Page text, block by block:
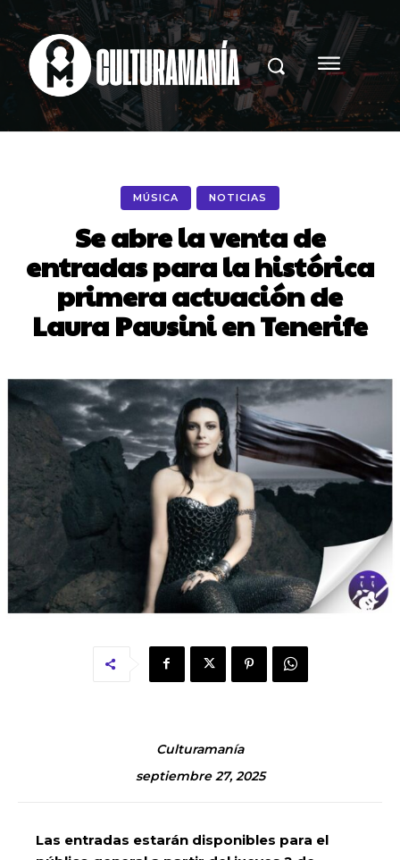
MÚSICA NOTICIAS
Se abre la venta de
entradas para la histórica
primera actuación de
Laura Pausini en Tenerife
Culturamanía
septiembre 27, 2025
Las entradas estarán disponibles para el